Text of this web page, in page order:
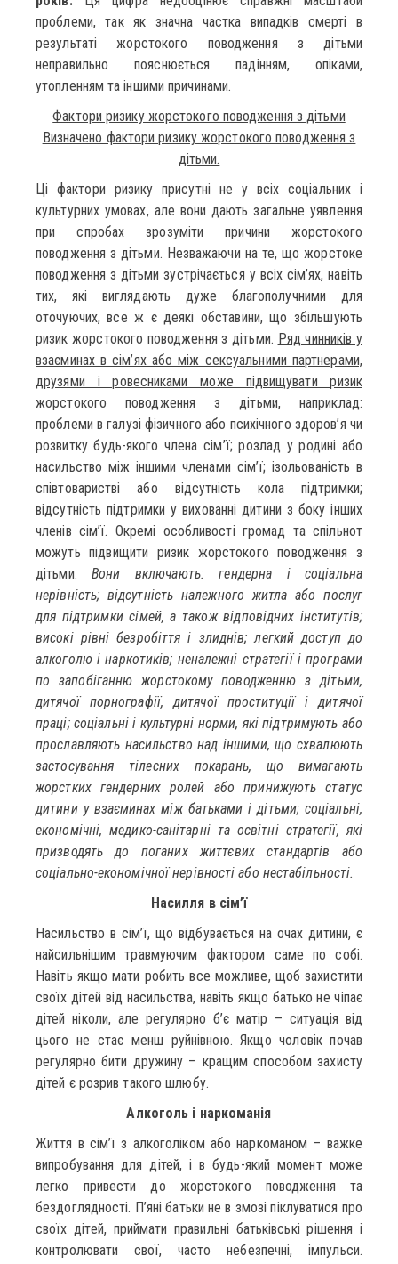
проблеми, так як значна частка випадків смерті в
результаті жорстокого поводження з дітьми
неправильно пояснюється падінням, опіками,
утопленням та іншими причинами.
Фактори ризику жорстокого поводження з дітьми
Визначено фактори ризику жорстокого поводження з
дітьми.
Ці фактори ризику присутні не у всіх соціальних і
культурних умовах, але вони дають загальне уявлення
при спробах зрозуміти причини жорстокого
поводження з дітьми. Незважаючи на те, що жорстоке
поводження з дітьми зустрічається у всіх сім’ях, навіть
тих, які виглядають дуже благополучними для
оточуючих, все ж є деякі обставини, що збільшують
ризик жорстокого поводження з дітьми. Ряд чинників у
взаєминах в сім’ях або між сексуальними партнерами,
друзями і ровесниками може підвищувати ризик
жорстокого поводження з дітьми, наприклад:
проблеми в галузі фізичного або психічного здоров’я чи
розвитку будь-якого члена сім’ї; розлад у родині або
насильство між іншими членами сім’ї; ізольованість в
співтоваристві або відсутність кола підтримки;
відсутність підтримки у вихованні дитини з боку інших
членів сім’ї. Окремі особливості громад та спільнот
можуть підвищити ризик жорстокого поводження з
дітьми.Вони включають: гендерна і соціальна
нерівність; відсутність належного житла або послуг
для підтримки сімей, а також відповідних інститутів;
високі рівні безробіття і злиднів; легкий доступ до
алкоголю і наркотиків; неналежні стратегії і програми
по запобіганню жорстокому поводженню з дітьми,
дитячої порнографії, дитячої проституції і дитячої
праці; соціальні і культурні норми, які підтримують або
прославляють насильство над іншими, що схвалюють
застосування тілесних покарань, що вимагають
жорстких гендерних ролей або принижують статус
дитини у взаєминах між батьками і дітьми; соціальні,
економічні, медико-санітарні та освітні стратегії, які
призводять до поганих життєвих стандартів або
соціально-економічної нерівності або нестабільності.
Насилля в сім’ї
Насильство в сім’ї, що відбувається на очах дитини, є
найсильнішим травмуючим фактором саме по собі.
Навіть якщо мати робить все можливе, щоб захистити
своїх дітей від насильства, навіть якщо батько не чіпає
дітей ніколи, але регулярно б’є матір – ситуація від
цього не стає менш руйнівною. Якщо чоловік почав
регулярно бити дружину – кращим способом захисту
дітей є розрив такого шлюбу.
Алкоголь і наркоманія
Життя в сім’ї з алкоголіком або наркоманом – важке
випробування для дітей, і в будь-який момент може
легко привести до жорстокого поводження та
бездоглядності. П’яні батьки не в змозі піклуватися про
своїх дітей, приймати правильні батьківські рішення і
контролювати свої, часто небезпечні, імпульси.